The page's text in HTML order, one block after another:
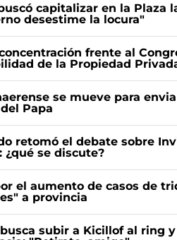
capitalizar en la Plaza
desestime la locura"
frente al
de la Propiedad
se mueve para
Papa
retomó el debate sobre
¿qué se discute?
el aumento de casos de
a provincia
subir a Kicillof al ring